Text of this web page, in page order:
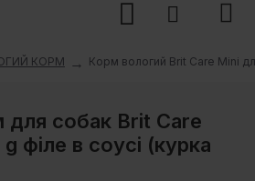
КОРМ Корм вологий Brit Care Mini
для собак Brit Care
філе в соусі (курка